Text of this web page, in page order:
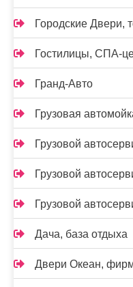
Городские Двери,
Гостилицы, СПА-
Гранд-Авто
Грузовая
Грузовой
Грузовой
Грузовой
Дача, база отдыха
Двери Океан,